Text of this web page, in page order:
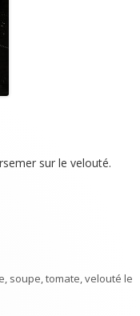
sur le velouté.
, soupe,tomate,velouté le